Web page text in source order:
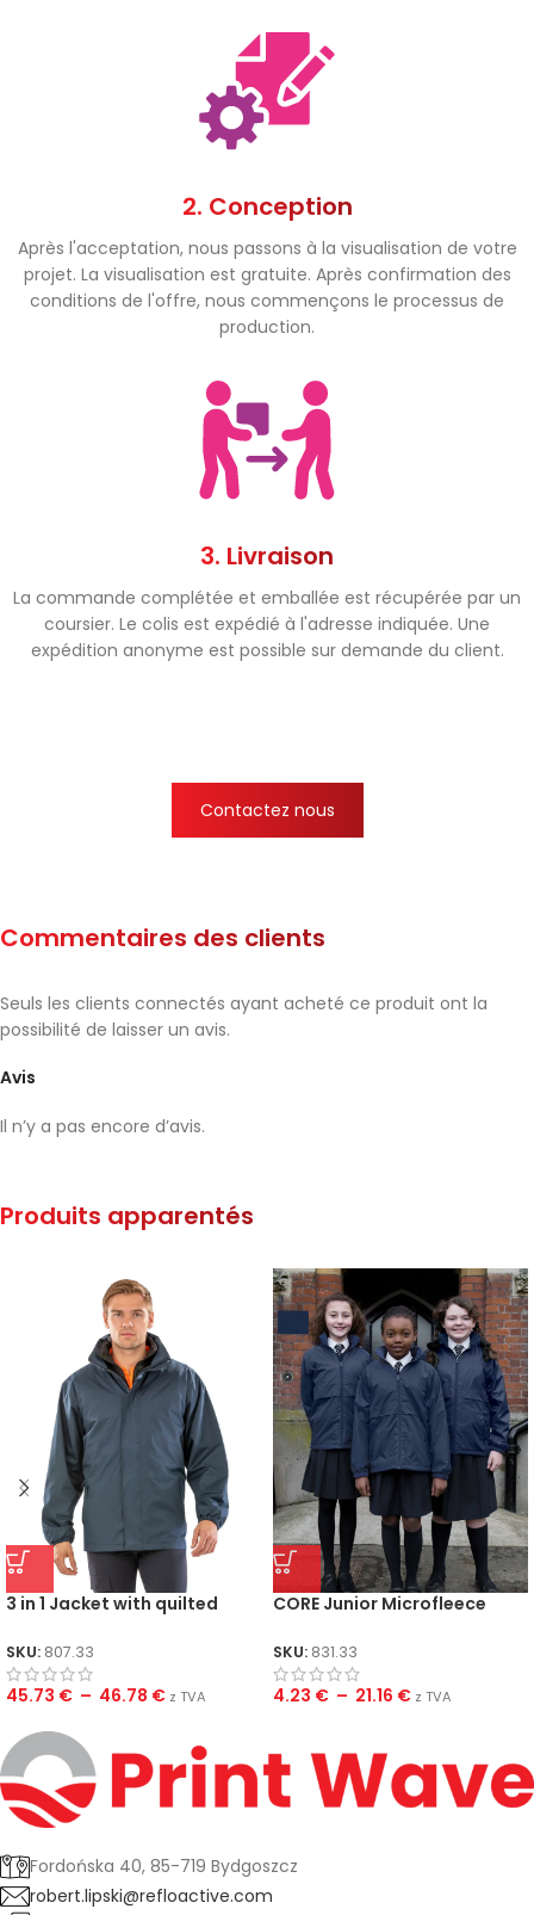
2. Conception
Après l'acceptation, nous passons à la visualisation de votre
projet. La visualisation est gratuite. Après confirmation des
conditions de l'offre, nous commençons le processus de
production.
3. Livraison
La commande complétée et emballée est récupérée par un
coursier. Le colis est expédié à l'adresse indiquée. Une
expédition anonyme est possible sur demande du client.
Contactez nous
Commentaires des clients
Avis
Il n’y a pas encore d’avis.
Seuls les clients connectés ayant acheté ce produit ont la
possibilité de laisser un avis.
Produits apparentés
3 in 1 Jacket with quilted
SKU: 807.33
45.73 € – 46.78 € z TVA
CORE Junior Microfleece
SKU: 831.33
4.23 € – 21.16 € z TVA
Fordońska 40, 85-719 Bydgoszcz
robert.lipski@refloactive.com